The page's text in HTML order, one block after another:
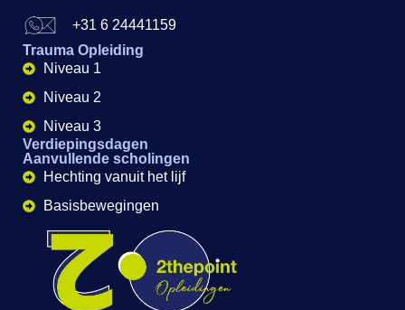
Trauma Opleiding
Niveau 1
Niveau 2
Niveau 3
Verdiepingsdagen
Aanvullende scholingen
Hechting vanuit het lijf
Basisbewegingen
+31 6 24441159